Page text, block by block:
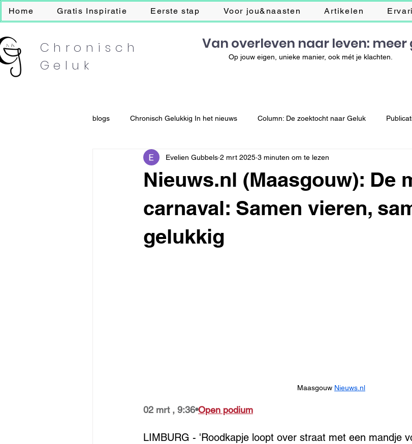
Home Gratis Inspiratie Eerste stap Voor jou&naasten Artikelen
Op jouw eigen, unieke manier, ook mét je klachten.
Chronisch
Geluk
Van overleven naar leven:
blogs Chronisch Gelukkig In het nieuws Column: De zoektocht naar Geluk
Nieuws.nl (Maasgouw): De
carnaval: Samen vieren,
gelukkig
Evelien Gubbels 2 mrt 2025 3 minuten om te lezen
Maasgouw Nieuws.nl
02 mrt , 9:36•Open podium
LIMBURG - 'Roodkapje loopt over straat met een mandje